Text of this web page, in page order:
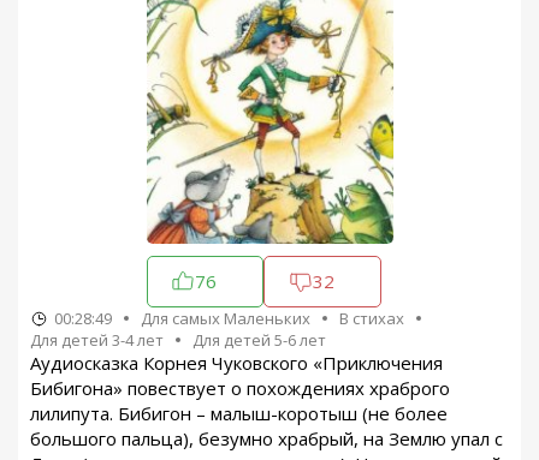
76 32
00:28:49 Для самых Маленьких
В стихах
Для детей 3-4 лет
Для детей 5-6 лет
Аудиосказка Корнея Чуковского «Приключения
Бибигона» повествует о похождениях храброго
лилипута. Бибигон – малыш-коротыш (не более
большого пальца), безумно храбрый, на Землю упал с